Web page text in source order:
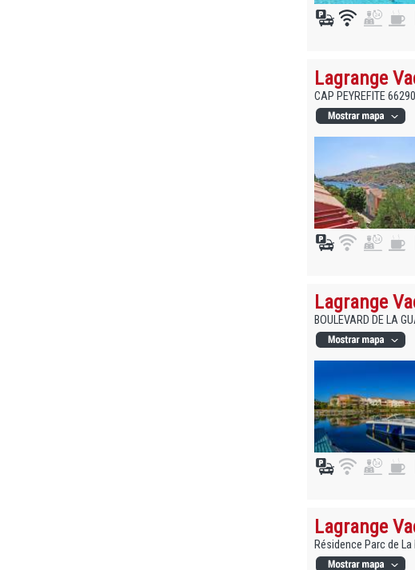
Lagrange
CAP PEYREFITE
Lagrange
BOULEVARD DE LA
Lagrange
Résidence Parc de